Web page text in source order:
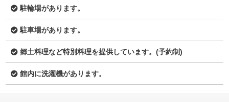
駐輪場があります。
駐車場があります。
郷土料理など特別料理を提供しています。(予約制)
館内に洗濯機があります。